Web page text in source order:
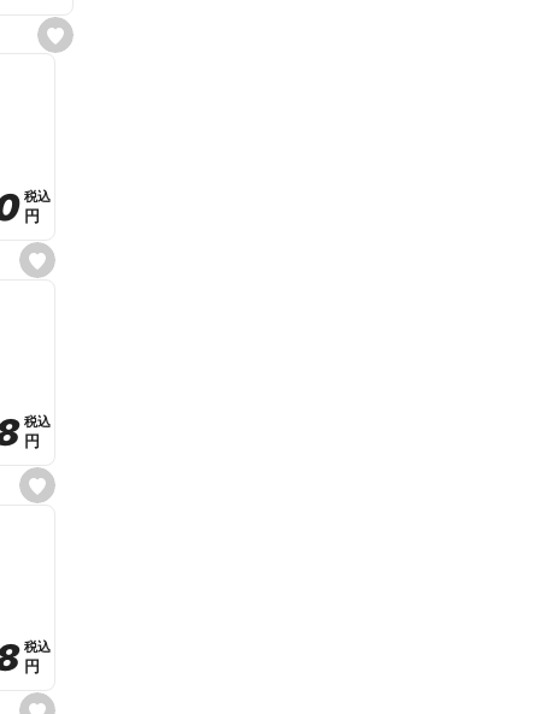
s
e
s
e
e
税込
税込
円
円
s
e
e
税込
税込
円
円
税込
税込
円
円